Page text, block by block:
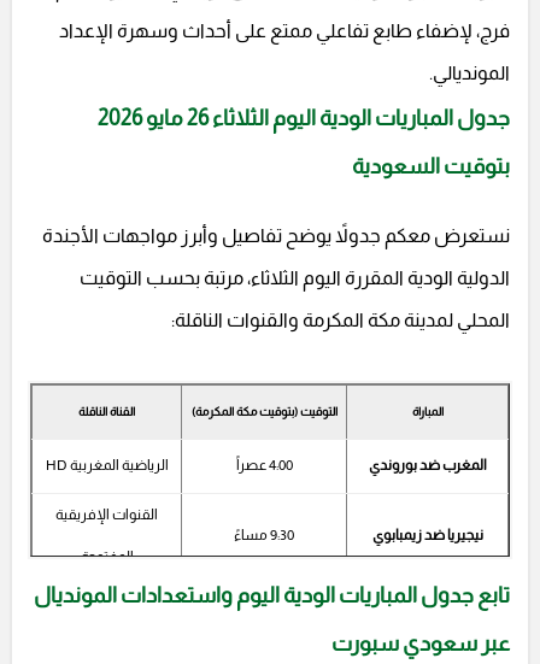
فرج، لإضفاء طابع تفاعلي ممتع على أحداث وسهرة الإعداد
المونديالي.
جدول المباريات الودية اليوم الثلاثاء 26 مايو 2026
بتوقيت السعودية
نستعرض معكم جدولاً يوضح تفاصيل وأبرز مواجهات الأجندة
الدولية الودية المقررة اليوم الثلاثاء، مرتبة بحسب التوقيت
المحلي لمدينة مكة المكرمة والقنوات الناقلة:
المباراة التوقيت (بتوقيت مكة المكرمة) القناة الناقلة
المغرب ضد بوروندي 4:00 عصراً الرياضية المغربية HD
نيجيريا ضد زيمبابوي 9:30 مساءً
القنوات الإفريقية
المفتوحة
تابع جدول المباريات الودية اليوم واستعدادات المونديال
عبر سعودي سبورت